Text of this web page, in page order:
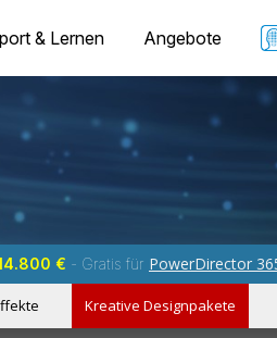
& Lernen Angebote
€ - Gratis für PowerDirector
Kreative Designpakete